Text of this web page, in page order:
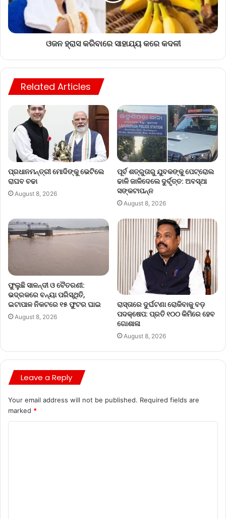
ଓଜନ ହ୍ରାସ କରିବାରେ ସାହାଯ୍ୟ କରେ କଦଳୀ
Related Articles
ପ୍ରଧାନମନ୍ତ୍ରୀ ମୋଦିଙ୍କୁ ଭେଟିଲେ
ରାଘବ ଚଢା
August 8, 2026
ପୂର୍ବ ଶତ୍ରୁତାରୁ ଯୁବକଙ୍କୁ ପେଟ୍ରୋଲ
ଢାଳି ଜାଳିଦେଲେ ଦୁର୍ବୃତ୍ତ: ଅବସ୍ଥା
ସଙ୍କଟାପନ୍ନ
August 8, 2026
ଫୁଲୁଛି ସାଳନ୍ଦୀ ଓ ବୈତରଣୀ:
ଭଦ୍ରକରେ ବନ୍ୟା ପରିସ୍ଥିତି,
ଇଟାପାଳ ନିକଟରେ ୧୫ ଫୁଟର ଘାଇ
August 8, 2026
ରାସ୍ତାରେ ଦୁର୍ଘଟଣା ରୋକିବାକୁ ବଡ଼
ପଦକ୍ଷେପ: ପ୍ରତି ୧୦୦ କିମିରେ ହେବ
ଗୋଶାଳା
August 8, 2026
Leave a Reply
Your email address will not be published. Required fields are
marked *